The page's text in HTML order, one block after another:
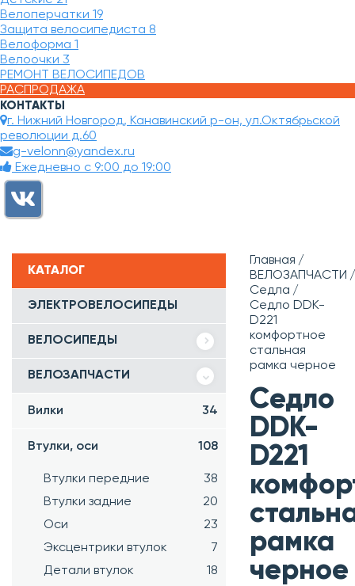
Велоперчатки 19
Защита велосипедиста 8
Велоформа 1
Велоочки 3
РЕМОНТ ВЕЛОСИПЕДОВ
РАСПРОДАЖА
КОНТАКТЫ
г. Нижний Новгород, Канавинский р-он, ул.Октябрьской
революции д.60
g-velonn@yandex.ru
Ежедневно с 9:00 до 19:00
КАТАЛОГ
ЭЛЕКТРОВЕЛОСИПЕДЫ
ВЕЛОСИПЕДЫ
ВЕЛОЗАПЧАСТИ
Вилки 34
Втулки, оси 108
Втулки передние
38
Втулки задние
20
Оси
23
Эксцентрики втулок
7
Детали втулок
18
Главная
ВЕЛОЗАПЧАСТИ
Седла
Седло DDK-
D221
комфортное
стальная
рамка черное
Седло
DDK-
D221
рамка
черное